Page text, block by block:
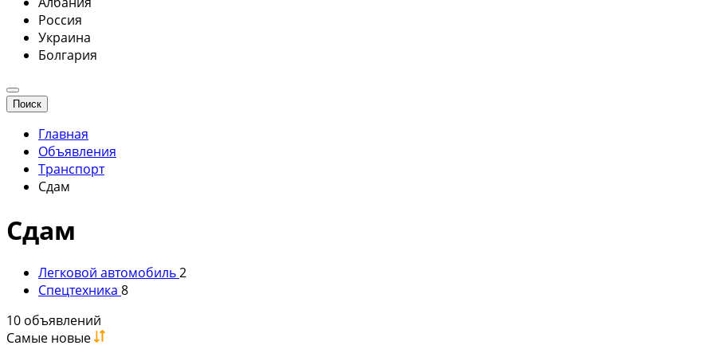
Россия
Украина
Болгария
Поиск
Главная
Объявления
Транспорт
Сдам
Сдам
Легковой автомобиль2
Спецтехника 8
10 объявлений
Самые новые